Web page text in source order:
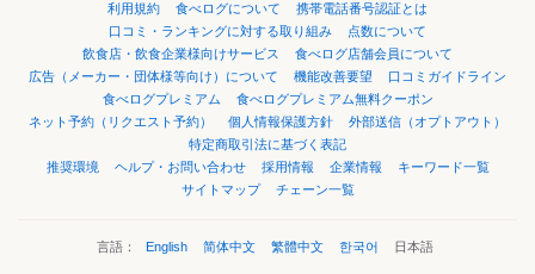
利用規約 食べログについて
携帯電話番号認証とは
口コミ・ランキングに対する取り組み
点数について
飲食店・飲食企業様向けサービス
食べログ店舗会員について
広告（メーカー・団体様等向け）について
機能改善要望
口コミガイドライン
食べログプレミアム
食べログプレミアム無料クーポン
ネット予約（リクエスト予約）
個人情報保護方針
外部送信（オプトアウト）
特定商取引法に基づく表記
推奨環境
ヘルプ・お問い合わせ 採用情報 企業情報
キーワード一覧
サイトマップ
チェーン一覧
言語： English 简体中文 繁體中文 한국어 日本語